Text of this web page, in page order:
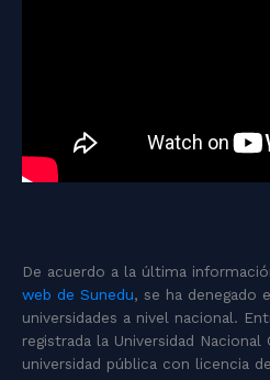
De acuerdo a la última
web de Sunedu, se ha denegado
universidades a nivel nacional.
registrada la Universidad Nacional
universidad pública con licencia